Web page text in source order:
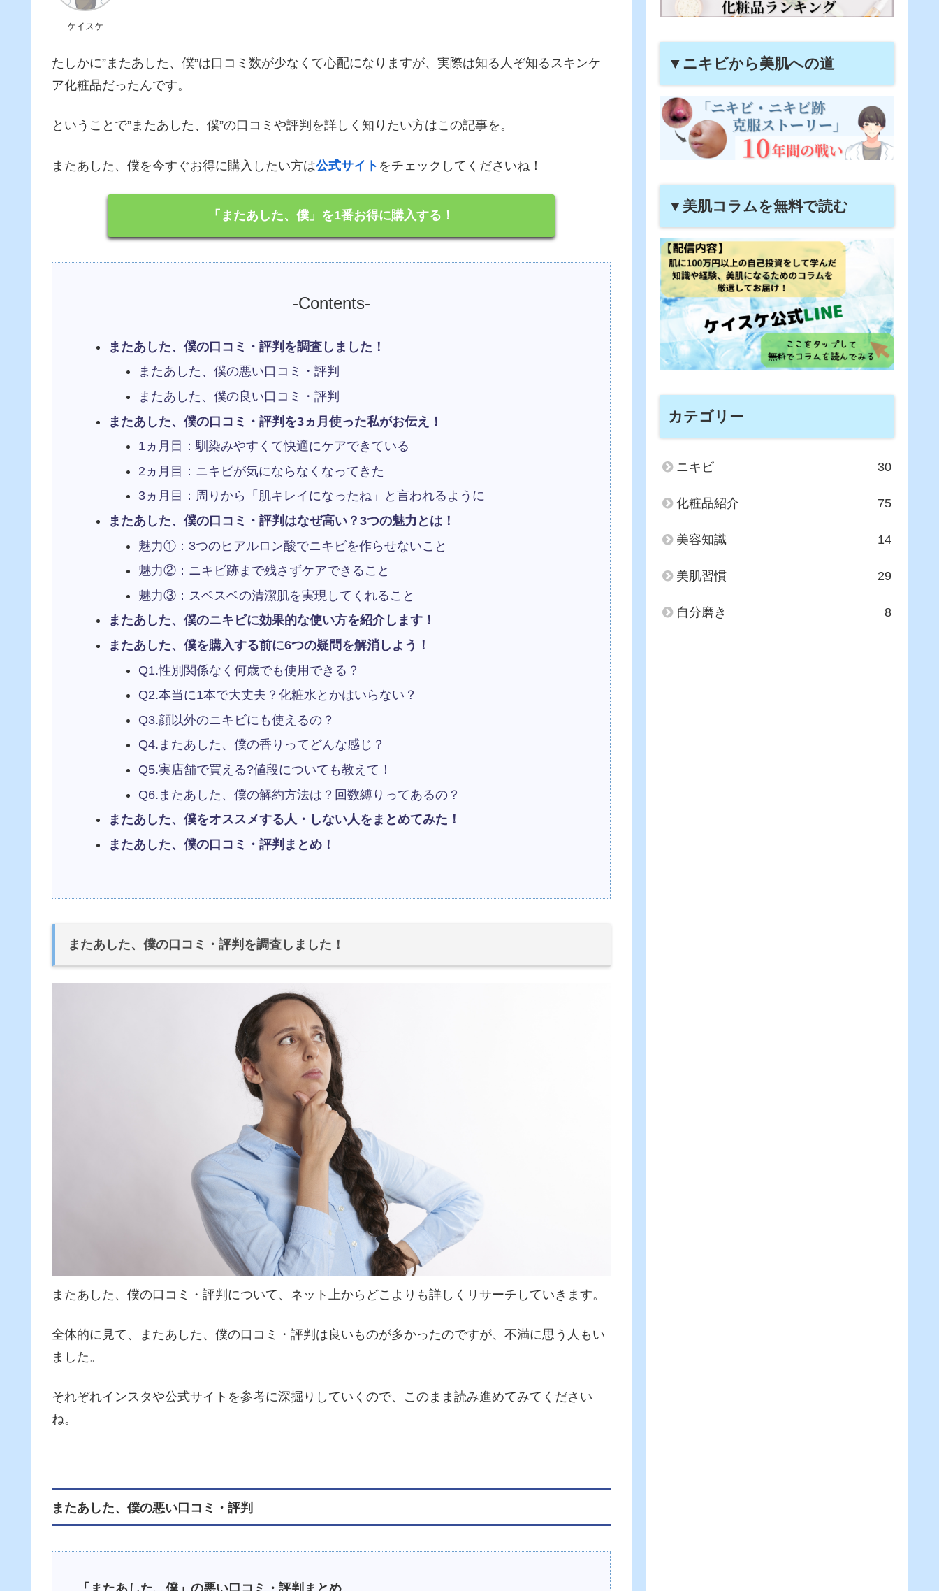
ケイスケ
たしかに”またあした、僕”は口コミ数が少なくて心配になりますが、実際は知る人ぞ知るスキンケ
ア化粧品だったんです。
ということで”またあした、僕”の口コミや評判を詳しく知りたい方はこの記事を。
またあした、僕を今すぐお得に購入したい方は公式サイト をチェックしてくださいね！
「またあした、僕」を1番お得に購入する！
-Contents-
またあした、僕の口コミ・評判を調査しました！
またあした、僕の悪い口コミ・評判
またあした、僕の良い口コミ・評判
またあした、僕の口コミ・評判を3ヵ月使った私がお伝え！
1ヵ月目：馴染みやすくて快適にケアできている
2ヵ月目：ニキビが気にならなくなってきた
3ヵ月目：周りから「肌キレイになったね」と言われるように
またあした、僕の口コミ・評判はなぜ高い？3つの魅力とは！
魅力①：3つのヒアルロン酸でニキビを作らせないこと
魅力②：ニキビ跡まで残さずケアできること
魅力③：スベスベの清潔肌を実現してくれること
またあした、僕のニキビに効果的な使い方を紹介します！
またあした、僕を購入する前に6つの疑問を解消しよう！
Q1.性別関係なく何歳でも使用できる？
Q2.本当に1本で大丈夫？化粧水とかはいらない？
Q3.顔以外のニキビにも使えるの？
Q4.またあした、僕の香りってどんな感じ？
Q5.実店舗で買える?値段についても教えて！
Q6.またあした、僕の解約方法は？回数縛りってあるの？
またあした、僕をオススメする人・しない人をまとめてみた！
またあした、僕の口コミ・評判まとめ！
またあした、僕の口コミ・評判を調査しました！
またあした、僕の口コミ・評判について、ネット上からどこよりも詳しくリサーチしていきます。
全体的に見て、またあした、僕の口コミ・評判は良いものが多かったのですが、不満に思う人もい
ました。
それぞれインスタや公式サイトを参考に深掘りしていくので、このまま読み進めてみてください
ね。
またあした、僕の悪い口コミ・評判
▼ニキビから美肌への道
▼美肌コラムを無料で読む
カテゴリー
ニキビ 30
化粧品紹介 75
美容知識 14
美肌習慣 29
自分磨き 8